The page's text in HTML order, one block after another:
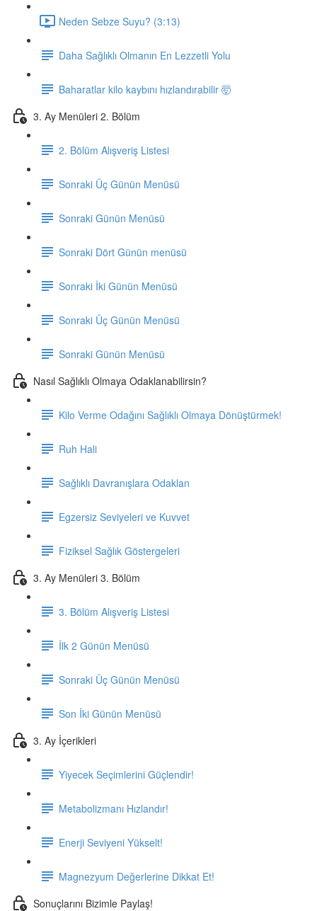
Neden Sebze Suyu? (3:13)
Daha Sağlıklı Olmanın En Lezzetli Yolu
Baharatlar kilo kaybını hızlandırabilir 🤯
3. Ay Menüleri 2. Bölüm
2. Bölüm Alışveriş Listesi
Sonraki Üç Günün Menüsü
Sonraki Günün Menüsü
Sonraki Dört Günün menüsü
Sonraki İki Günün Menüsü
Sonraki Üç Günün Menüsü
Sonraki Günün Menüsü
Nasıl Sağlıklı Olmaya Odaklanabilirsin?
Kilo Verme Odağını Sağlıklı Olmaya Dönüştürmek!
Ruh Hali
Sağlıklı Davranışlara Odaklan
Egzersiz Seviyeleri ve Kuvvet
Fiziksel Sağlık Göstergeleri
3. Ay Menüleri 3. Bölüm
3. Bölüm Alışveriş Listesi
İlk 2 Günün Menüsü
Sonraki Üç Günün Menüsü
Son İki Günün Menüsü
3. Ay İçerikleri
Yiyecek Seçimlerini Güçlendir!
Metabolizmanı Hızlandır!
Enerji Seviyeni Yükselt!
Magnezyum Değerlerine Dikkat Et!
Sonuçlarını Bizimle Paylaş!